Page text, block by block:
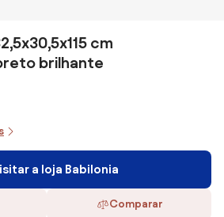
cm
brilhante
a loja Babilonia
Comparar